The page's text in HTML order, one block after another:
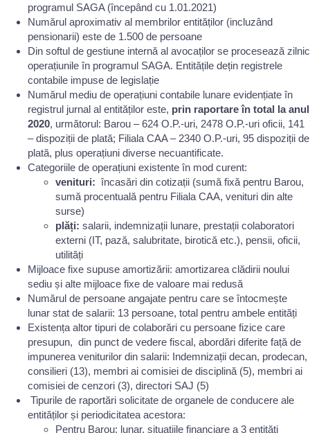
programul SAGA (începând cu 1.01.2021)
Numărul aproximativ al membrilor entităților (incluzând
pensionarii) este de 1.500 de persoane
Din softul de gestiune internă al avocaților se procesează zilnic
operațiunile în programul SAGA. Entitățile dețin registrele
contabile impuse de legislație
Numărul mediu de operațiuni contabile lunare evidențiate în
registrul jurnal al entităților este, prin raportare în total la anul
2020, următorul: Barou – 624 O.P.-uri, 2478 O.P.-uri oficii, 141
– dispoziții de plată; Filiala CAA – 2340 O.P.-uri, 95 dispoziții de
plată, plus operațiuni diverse necuantificate.
Categoriile de operațiuni existente în mod curent:
venituri: încasări din cotizații (sumă fixă pentru Barou,
sumă procentuală pentru Filiala CAA, venituri din alte
surse)
plăți: salarii, indemnizații lunare, prestații colaboratori
externi (IT, pază, salubritate, birotică etc.), pensii, oficii,
utilități
Mijloace fixe supuse amortizării: amortizarea clădirii noului
sediu și alte mijloace fixe de valoare mai redusă
Numărul de persoane angajate pentru care se întocmește
lunar stat de salarii: 13 persoane, total pentru ambele entități
Existența altor tipuri de colaborări cu persoane fizice care
presupun, din punct de vedere fiscal, abordări diferite față de
impunerea veniturilor din salarii: Indemnizații decan, prodecan,
consilieri (13), membri ai comisiei de disciplină (5), membri ai
comisiei de cenzori (3), directori SAJ (5)
Tipurile de raportări solicitate de organele de conducere ale
entităților și periodicitatea acestora:
Pentru Barou: lunar, situațiile financiare a 3 entități